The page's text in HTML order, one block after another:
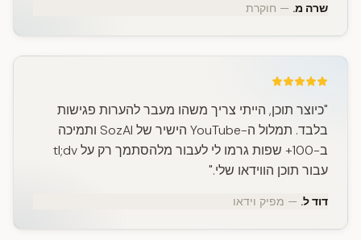
שרה מ. — חוקרת
"כיוצר תוכן, הייתי צריך משהו מעבר להערות פגישות
בלבד. תמלול ה-YouTube הישיר של SozAI ותמיכה
ב-100+ שפות גרמו לי לעבור מלהסתמך רק על tl;dv
עבור תוכן הווידאו שלי."
דוד ל. — מפיק וידאו